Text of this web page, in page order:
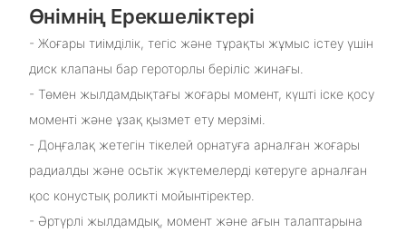
Өнімнің Ерекшеліктері
- Жоғары тиімділік, тегіс және тұрақты жұмыс істеу үшін
диск клапаны бар героторлы беріліс жинағы.
- Төмен жылдамдықтағы жоғары момент, күшті іске қосу
моменті және ұзақ қызмет ету мерзімі.
- Доңғалақ жетегін тікелей орнатуға арналған жоғары
радиалды және осьтік жүктемелерді көтеруге арналған
қос конустық роликті мойынтіректер.
- Әртүрлі жылдамдық, момент және ағын талаптарына